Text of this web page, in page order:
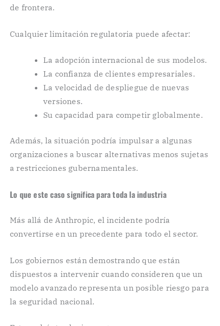
de frontera.
Cualquier limitación regulatoria puede afectar:
La adopción internacional de sus modelos.
La confianza de clientes empresariales.
La velocidad de despliegue de nuevas
versiones.
Su capacidad para competir globalmente.
Además, la situación podría impulsar a algunas
organizaciones a buscar alternativas menos sujetas
a restricciones gubernamentales.
Lo que este caso significa para toda la industria
Más allá de Anthropic, el incidente podría
convertirse en un precedente para todo el sector.
Los gobiernos están demostrando que están
dispuestos a intervenir cuando consideren que un
modelo avanzado representa un posible riesgo para
la seguridad nacional.